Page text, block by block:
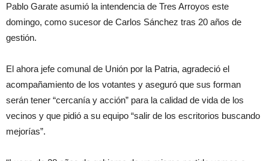
Pablo Garate asumió la intendencia de Tres Arroyos este
domingo, como sucesor de Carlos Sánchez tras 20 años de
gestión.
El ahora jefe comunal de Unión por la Patria, agradeció el
acompañamiento de los votantes y aseguró que sus forman
serán tener “cercanía y acción” para la calidad de vida de los
vecinos y que pidió a su equipo “salir de los escritorios buscando
mejorías”.